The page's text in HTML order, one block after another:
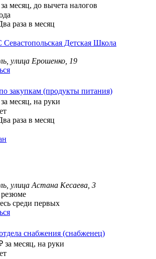
за месяц, до вычета налогов
раза в месяц
Детская Школа
улица Ерошенко, 19
закупкам (продукты питания)
за месяц, на руки
раза в месяц
улица Астана Кесаева, 3
среди первых
снабжения (снабженец)
за месяц, на руки